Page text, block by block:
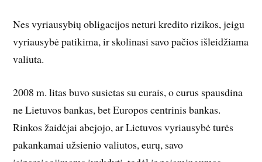
Nes vyriausybių obligacijos neturi kredito rizikos, jeigu
vyriausybė patikima, ir skolinasi savo pačios išleidžiama
valiuta.
2008 m. litas buvo susietas su eurais, o eurus spausdina
ne Lietuvos bankas, bet Europos centrinis bankas.
Rinkos žaidėjai abejojo, ar Lietuvos vyriausybė turės
pakankamai užsienio valiutos, eurų, savo